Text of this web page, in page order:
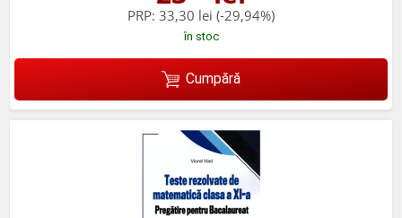
PRP: 33,30 lei (-29,94%)
în stoc
Cumpără